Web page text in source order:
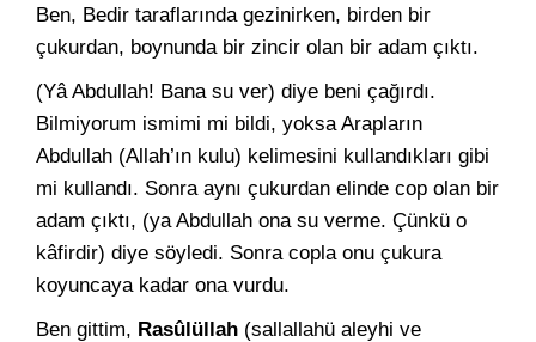
Ben, Bedir taraflarında gezinirken, birden bir
çukurdan, boy­nunda bir zincir olan bir adam çıktı.
(Yâ Abdullah! Bana su ver) diye beni çağırdı.
Bilmiyorum ismi­mi mi bildi, yoksa Arapların
Abdullah (Allah’ın kulu) kelimesini kullandıkları gibi
mi kullandı. Sonra aynı çukurdan elinde cop olan bir
adam çıktı, (ya Abdullah ona su verme. Çünkü o
kâfirdir) diye söyledi. Sonra copla onu çukura
koyuncaya kadar ona vurdu.
Ben gittim, Rasûlüllah (sallallahü aleyhi ve